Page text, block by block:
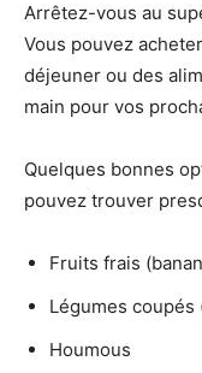
Arrêtez-vous au
Vous pouvez
déjeuner ou des
main pour vos
Quelques bonnes
pouvez trouver
Fruits frais
Légumes
Houmous